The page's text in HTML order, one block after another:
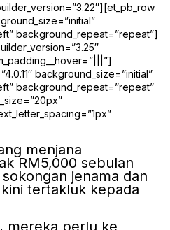
background_repeat=”repeat”]
background_size=”initial”
background_repeat=”repeat”
menjana
RM5,000 sebulan
jenama dan
tertakluk kepada
mereka perlu ke